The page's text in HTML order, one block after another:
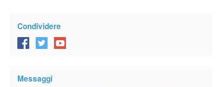
Viaggio senza Visto
ESTA info
Condividere
Messaggi